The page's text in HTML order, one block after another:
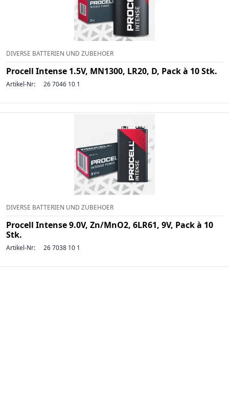
DIVERSE BATTERIEN UND ZUBEHOER
Procell Intense 1.5V, MN1300, LR20, D, Pack à 10 Stk.
Artikel-Nr: 26 7046 10 1
DIVERSE BATTERIEN UND ZUBEHOER
Procell Intense 9.0V, Zn/MnO2, 6LR61, 9V, Pack à 10
Stk.
Artikel-Nr: 26 7038 10 1